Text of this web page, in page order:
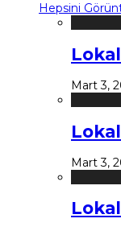
Hepsini
Mart 3,
Mart 3,